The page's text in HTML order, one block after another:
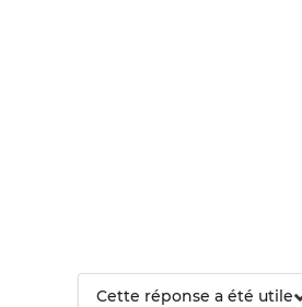
Cette réponse a été utile